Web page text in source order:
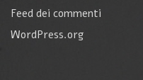
Feed dei commenti
WordPress.org